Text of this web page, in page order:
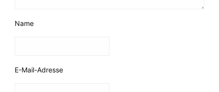
Name
E-Mail-Adresse